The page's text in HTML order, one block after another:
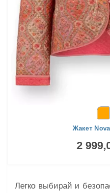
Жакет
2
Легко выбирай и